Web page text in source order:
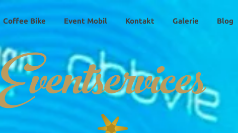
Coffee Bike Event Mobil Kontakt Galerie Blog